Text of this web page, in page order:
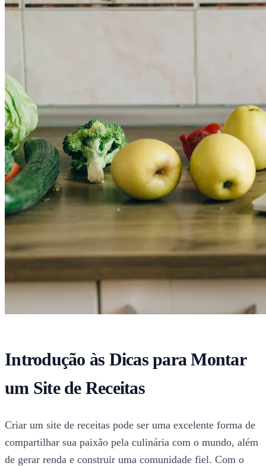
Introdução às Dicas para Montar
um Site de Receitas
Criar um site de receitas pode ser uma excelente forma de
compartilhar sua paixão pela culinária com o mundo, além
de gerar renda e construir uma comunidade fiel. Com o